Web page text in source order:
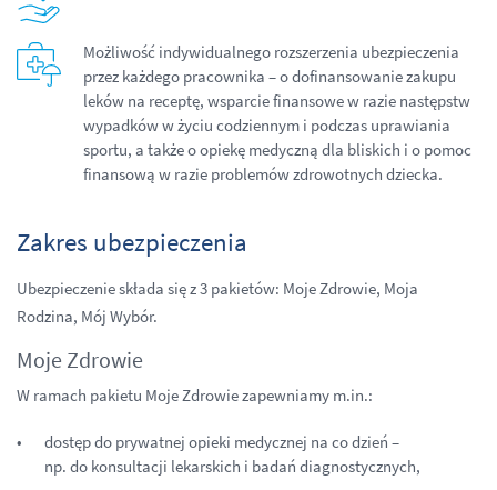
Możliwość indywidualnego rozszerzenia ubezpieczenia
przez każdego pracownika – o dofinansowanie zakupu
leków na receptę, wsparcie finansowe w razie następstw
wypadków w życiu codziennym i podczas uprawiania
sportu, a także o opiekę medyczną dla bliskich i o pomoc
finansową w razie problemów zdrowotnych dziecka.
Zakres ubezpieczenia
Ubezpieczenie składa się z 3 pakietów: Moje Zdrowie, Moja
Rodzina, Mój Wybór.
Moje Zdrowie
W ramach pakietu Moje Zdrowie zapewniamy m.in.:
dostęp do prywatnej opieki medycznej na co dzień –
np. do konsultacji lekarskich i badań diagnostycznych,